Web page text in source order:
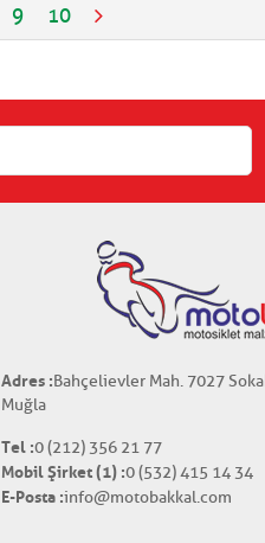
9 10
Adres :Bahçelievler Mah. 7027
Muğla
Tel :0 (212) 356 21 77
Mobil Şirket (1) :0 (532) 415 14 34
E-Posta :info@motobakkal.com